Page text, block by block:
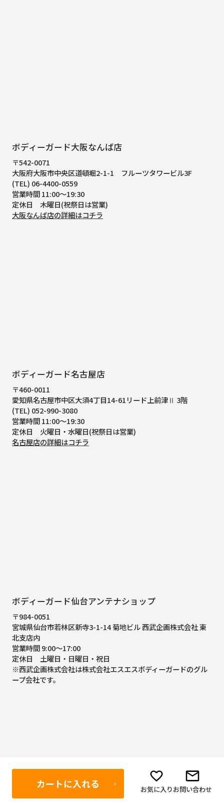
カートに入れる お気に入りお問い合わせ
ボディーガード大阪なんば店
〒542-0071
大阪府大阪市中央区道頓堀2-1-1
フルーツタワービル3F
(TEL) 06-4400-0559
営業時間 11:00～19:30
定休日 木曜日(祝祭日は営業)
大阪なんば店の詳細はコチラ
ボディーガード名古屋店
〒460-0011
愛知県名古屋市中区大須4丁目14-61リード上前津Ⅱ 3階
(TEL) 052-990-3080
営業時間 11:00～19:30
定休日 火曜日・水曜日(祝祭日は営業)
名古屋店の詳細はコチラ
ボディーガード仙台アンテナショップ
〒984-0051
宮城県仙台市若林区新寺3-1-14 菊地ビル 西武企画株式会社 東
北支店内
営業時間 9:00～17:00
定休日 土曜日・日曜日・祝日
※西武企画株式会社は株式会社エスエスボディーガードのグル
ープ会社です。